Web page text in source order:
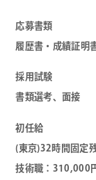
応募書類
履歴書・成績証明
採用試験
書類選考、面接
初任給
(東京)32時間固定
技術職：310,000